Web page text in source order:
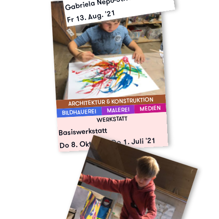
Fr 13. Aug. '21
ARCHITEKTUR & KONSTRUKTION
BILDHAUEREI MALEREI MEDIEN
WERKSTATT
Basiswerkstatt
Do 8. Okt. '20 -Do 1. Juli '21